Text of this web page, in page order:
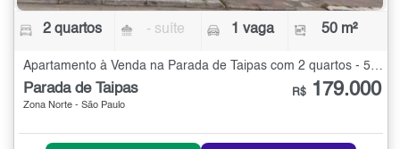
2 quartos - suíte 1 vaga 50 m²
Parada de Taipas
Zona Norte - São Paulo
R$ 179.000